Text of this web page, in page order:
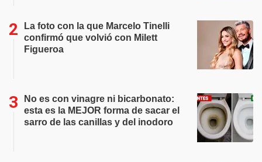
La foto con la que Marcelo Tinelli
confirmó que volvió con Milett
Figueroa
No es con vinagre ni bicarbonato:
esta es la MEJOR forma de sacar el
sarro de las canillas y del inodoro